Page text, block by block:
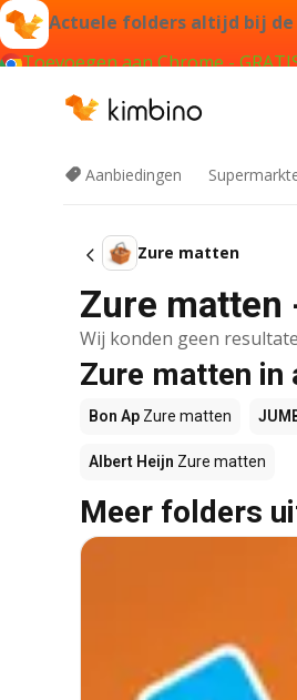
Actuele folders altijd bij de
Toevoegen aan Chrome -
Aanbiedingen
Zure matten
Zure matten
Wij konden geen
Zure matten in
Bon Ap Zure matten
Albert Heijn Zure matten
Meer folders